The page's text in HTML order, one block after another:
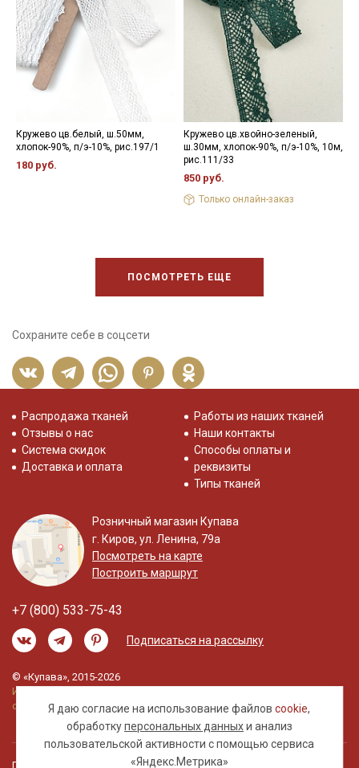
Кружево цв.белый, ш.50мм,
хлопок-90%, п/э-10%, рис.197/1
180 руб.
Кружево цв.хвойно-зеленый,
ш.30мм, хлопок-90%, п/э-10%, 10м,
рис.111/33
850 руб.
Только онлайн-заказ
ПОСМОТРЕТЬ ЕЩЕ
Сохраните себе в соцсети
Я даю согласие на использование файловcookie,
обработкуперсональных данныхи анализ
пользовательской активности с помощью сервиса
«Яндекс.Метрика»
Распродажа тканей
Отзывы о нас
Система скидок
Доставка и оплата
Работы из наших тканей
Наши контакты
Способы оплаты и
реквизиты
Типы тканей
Розничный магазин Купава
г. Киров, ул. Ленина, 79а
Посмотреть на карте
Построить маршрут
+7 (800) 533-75-43
Подписаться на рассылку
© «Купава», 2015-2026
Информация на сайте не является публичной
офертой.